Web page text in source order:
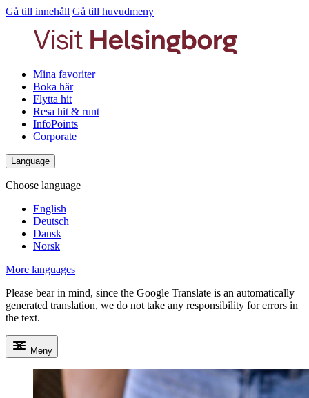
Gå till innehåll Gå till huvudmeny
Mina favoriter
Boka här
Flytta hit
Resa hit & runt
InfoPoints
Corporate
Language
Choose language
English
Deutsch
Dansk
Norsk
More languages
Please bear in mind, since the Google Translate is an automatically
generated translation, we do not take any responsibility for errors in
the text.
Meny